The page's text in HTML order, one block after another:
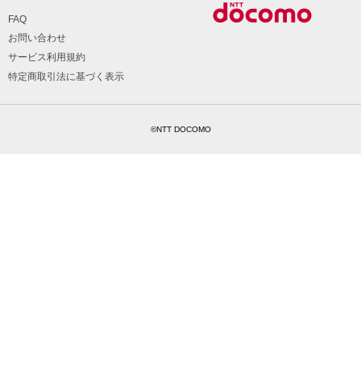
FAQ
お問い合わせ
サービス利用規約
特定商取引法に基づく表示
©NTT DOCOMO